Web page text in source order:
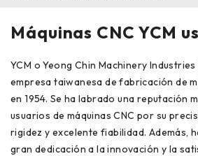
Máquinas CNC YCM
YCM o Yeong Chin Machinery Industries
empresa taiwanesa de fabricación de
en 1954. Se ha labrado una reputación
usuarios de máquinas CNC por su
rigidez y excelente fiabilidad. Además,
gran dedicación a la innovación y la